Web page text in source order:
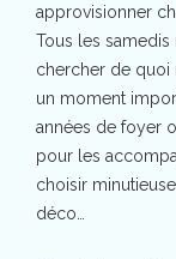
approvisionner
Tous les
chercher de quoi
un moment
années de foyer
pour les
choisir
déco…